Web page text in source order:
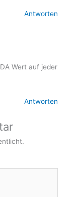
Antworten
Wert auf jeder
Antworten